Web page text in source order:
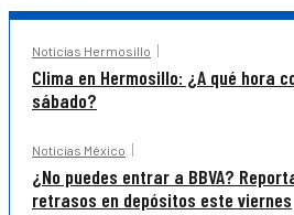
Noticias Hermosillo
Clima en Hermosillo: ¿A qué hora
sábado?
Noticias México
¿No puedes entrar a BBVA?
retrasos en depósitos este viernes